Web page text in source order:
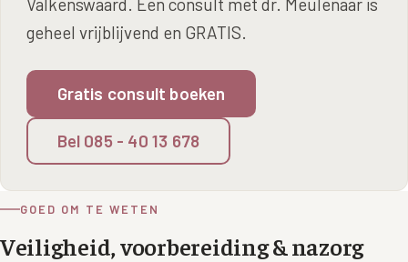
geheel vrijblijvend en GRATIS.
Gratis consult boeken
Bel 085 - 40 13 678
GOED OM TE WETEN
Veiligheid, voorbereiding & nazorg